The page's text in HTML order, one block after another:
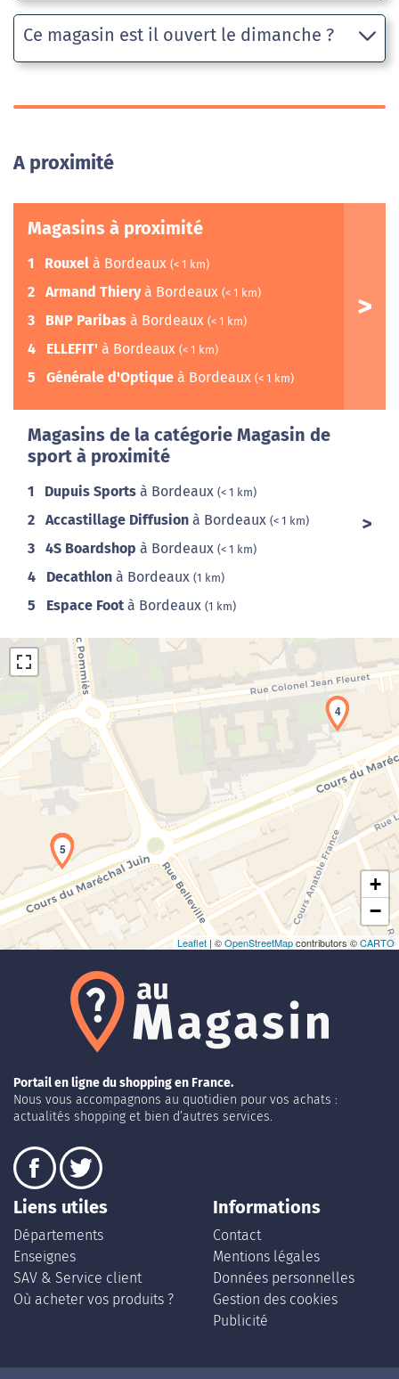
Ce magasin est il ouvert le dimanche ?
A proximité
Magasins à proximité
1 Rouxel à Bordeaux (< 1 km)
2 Armand Thieryà Bordeaux (< 1 km)
3 BNP Paribas à Bordeaux (< 1 km)
4 ELLEFIT' à Bordeaux (< 1 km)
5 Générale d'Optique à Bordeaux (< 1 km)
Magasins de la catégorie Magasin de
sport à proximité
1 Dupuis Sports à Bordeaux (< 1 km)
2 Accastillage Diffusion à Bordeaux (< 1 km)
3 4S Boardshop à Bordeaux (< 1 km)
4 Decathlon à Bordeaux (1 km)
5 Espace Foot à Bordeaux (1 km)
Chargement de la carte en cours...
1
2
3
4
5
+
−
Leaflet | ©OpenStreetMapcontributors ©CARTO
Portail en ligne du shopping en France.
Nous vous accompagnons au quotidien pour vos achats :
actualités shopping et bien d’autres services.
Liens utiles
Départements
Enseignes
SAV & Service client
Où acheter vos produits ?
Informations
Contact
Mentions légales
Données personnelles
Gestion des cookies
Publicité